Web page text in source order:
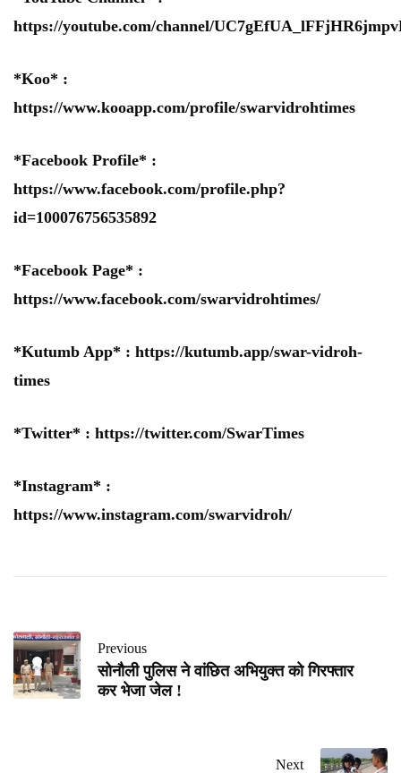
https://youtube.com/channel/
*Koo* :
https://www.kooapp.com/profile/swarvidrohtimes
*Facebook Profile* :
https://www.facebook.com/profile.php?
id=100076756535892
*Facebook Page* :
https://www.facebook.com/swarvidrohtimes/
*Kutumb App* : https://kutumb.app/swar-vidroh-
times
*Twitter* : https://twitter.com/SwarTimes
*Instagram* :
https://www.instagram.com/swarvidroh/
Previous
सोनौली पुलिस ने वांछित अभियुक्त को गिरफ्तार
कर भेजा जेल !
Next